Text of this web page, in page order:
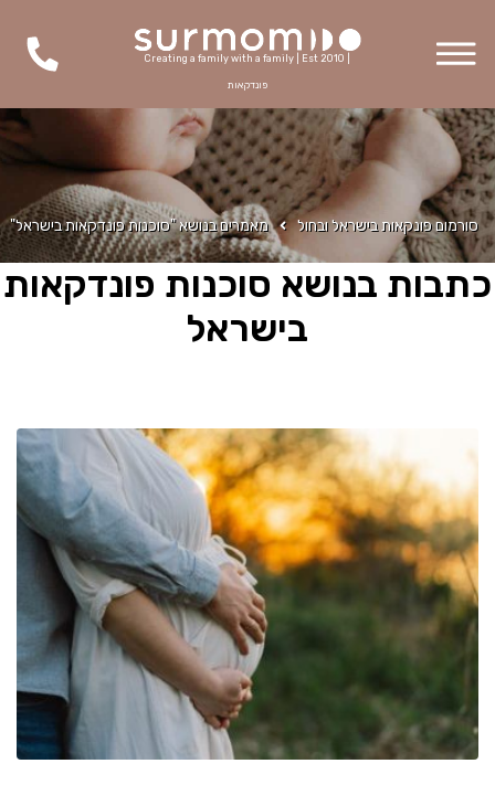
Creating a family with a family | Est 2010 |
פונדקאות
סורמום פונקאות בישראל ובחול מאמרים בנושא "סוכנות פונדקאות בישראל"
כתבות בנושא סוכנות פונדקאות
בישראל